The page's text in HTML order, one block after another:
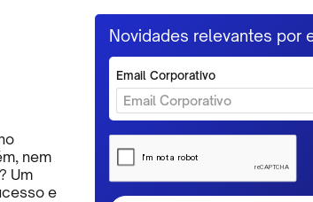
nem
Um
e
Novidades relevantes por
Email Corporativo